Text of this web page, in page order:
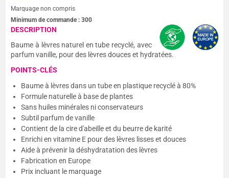
Marquage non compris
Minimum de commande :300
DESCRIPTION
Baume à lèvres naturel en tube recyclé, avec
parfum vanille, pour des lèvres douces et hydratées.
POINTS-CLÉS
Baume à lèvres dans un tube en plastique recyclé à 80%
Formule naturelle à base de plantes
Sans huiles minérales ni conservateurs
Subtil parfum de vanille
Contient de la cire d'abeille et du beurre de karité
Enrichi en vitamine E pour des lèvres lisses et douces
Aide à prévenir la déshydratation des lèvres
Fabrication en Europe
Prix incluant le marquage